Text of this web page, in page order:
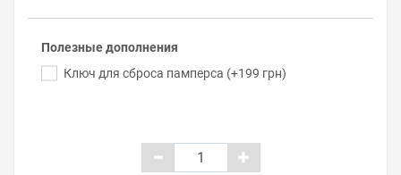
Полезные дополнения
Ключ для сброса памперса (+199 грн)